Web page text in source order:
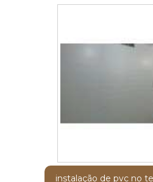
instalação de pvc no